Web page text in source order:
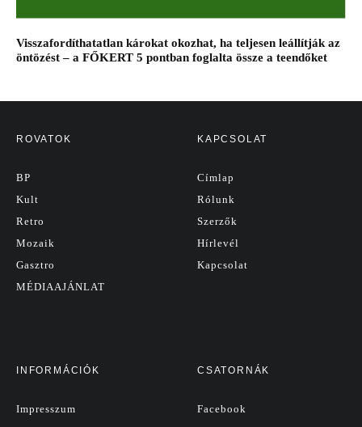
Visszafordíthatatlan károkat okozhat, ha teljesen leállítják az
öntözést – a FŐKERT 5 pontban foglalta össze a teendőket
ROVATOK
BP
Kult
Retro
Mozaik
Gasztro
MÉDIAAJÁNLAT
KAPCSOLAT
Címlap
Rólunk
Szerzők
Hírlevél
Kapcsolat
INFORMÁCIÓK
Impresszum
CSATORNÁK
Facebook